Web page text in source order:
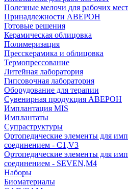
Полезные мелочи для рабочих мест
Принадлежности АВЕРОН
Готовые решения
Керамическая облицовка
Полимеризация
Пресскерамика и облицовка
Термопрессование
Литейная лаборатория
Гипсовочная лаборатория
Оборудование для терапии
Сувенирная продукция АВЕРОН
Имплантация MIS
Имплантаты
Супраструктуры
Ортопедические элементы для
соединением - C1,V3
Ортопедические элементы для
соединением - SEVEN,M4
Наборы
Биоматериалы